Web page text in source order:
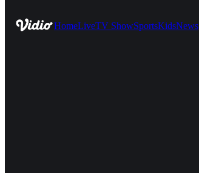
HomeLiveTV ShowSportsKidsNews